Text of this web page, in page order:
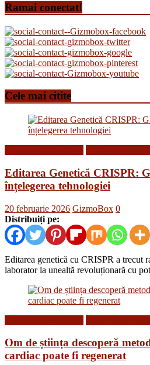
Ramai conectat!
Cele mai citite
Editarea Genetică CRISPR:
înțelegerea tehnologiei
20 februarie 2026 GizmoBox 0
Distribuiți pe:
Editarea genetică cu CRISPR a trecut
laborator la unealtă revoluționară cu
Om de știința descoperă
cardiac poate fi regenerat